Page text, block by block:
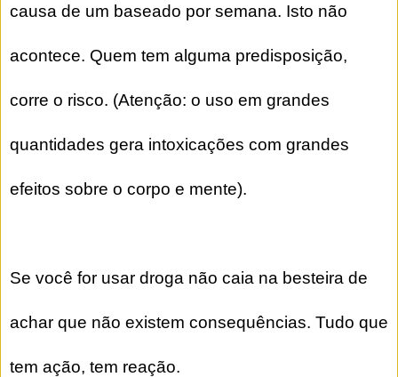
causa de um baseado por semana. Isto não
acontece. Quem tem alguma predisposição,
corre o risco. (Atenção: o uso em grandes
quantidades gera intoxicações com grandes
efeitos sobre o corpo e mente).
Se você for usar droga não caia na besteira de
achar que não existem consequências. Tudo que
tem ação, tem reação.